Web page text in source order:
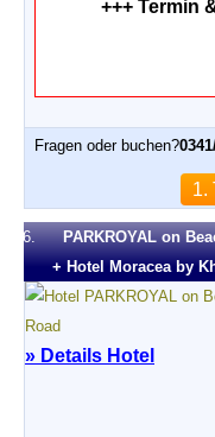
+++ Termin
Fragen oder buchen?
1.
6. PARKROYAL on
+ Hotel Moracea by
» Details Hotel